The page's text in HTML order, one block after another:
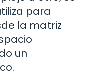
para
la matriz
un